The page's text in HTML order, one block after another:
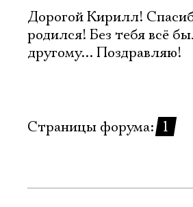
Дорогой Кирилл!
родился! Без тебя всё
другому... Поздравляю!
Страницы форума: 1
Электропочта